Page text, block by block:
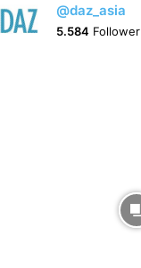
@daz_asia
5.584 Follower